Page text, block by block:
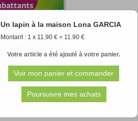
Un lapin à la maison Lona GARCIA
Montant : 1 x 11.90 € = 11.90 €
Votre article a été ajouté à votre panier.
8.50 €